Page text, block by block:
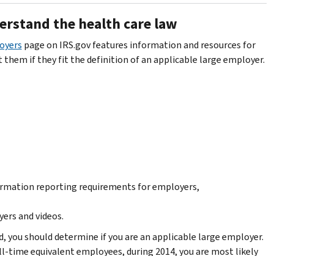
the health care law
page on IRS.gov features information and resources for
if they fit the definition of an applicable large employer.
reporting requirements for employers,
and videos.
should determine if you are an applicable large employer.
equivalent employees, during 2014, you are most likely